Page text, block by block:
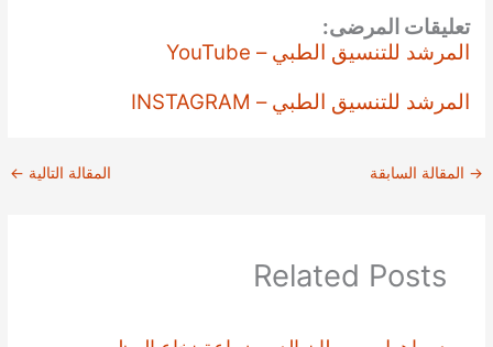
تعليقات المرضى:
المرشد للتنسيق الطبي – YouTube
المرشد للتنسيق الطبي – INSTAGRAM
→ المقالة السابقة المقالة التالية ←
Related Posts